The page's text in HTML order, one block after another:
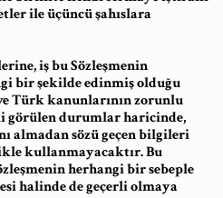
ile üçüncü şahıslara
iş bu Sözleşmenin
bir şekilde edinmiş olduğu
Türk kanunlarının zorunlu
görülen durumlar haricinde,
almadan sözü geçen bilgileri
kullanmayacaktır. Bu
herhangi bir sebeple
halinde de geçerli olmaya